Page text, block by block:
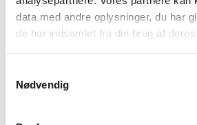
data med andre oplysninger, du har
de har indsamlet fra din brug af
Nødvendig
2015 (33)
2014 (44)
2012 (44)